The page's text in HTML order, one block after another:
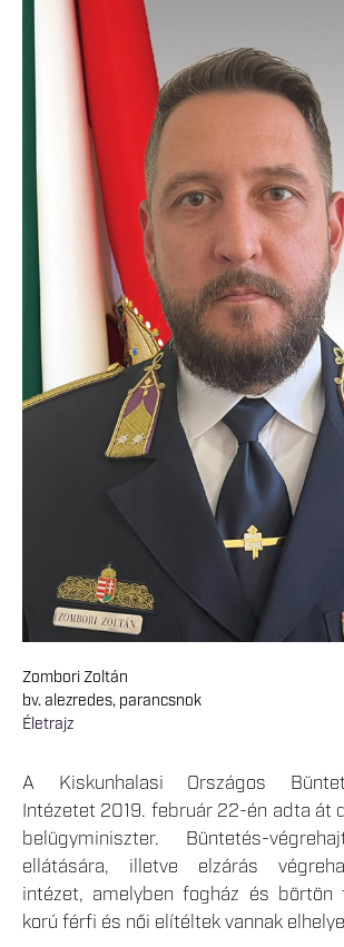
Zombori Zoltán
bv. alezredes, parancsnok
Életrajz
A Kiskunhalasi Országos
Intézetet 2019. február 22-én adta át
belügyminiszter. Büntetés-
ellátására, illetve elzárás
intézet, amelyben fogház és börtön
korú férfi és női elítéltek vannak